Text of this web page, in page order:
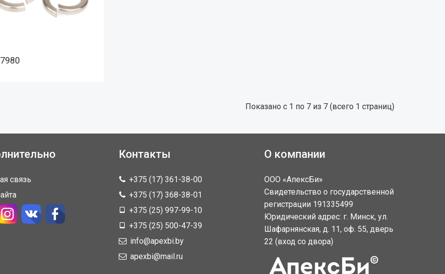
Показано с 1 по 7 из 7 (всего 1 страниц)
связь
Контакты
+375 (17) 361-38-00
+375 (17) 368-38-01
+375 (25) 997-99-10
+375 (25) 500-47-39
info@apexbi.by
apexbi@mail.ru
О компании
ООО «АпексБи»
Свидетельство о государственной
регистрации 191335499
Юридический адрес: г. Минск, ул.
Шафарнянская, д. 11, оф. 55, дверь
22 (вход со двора)